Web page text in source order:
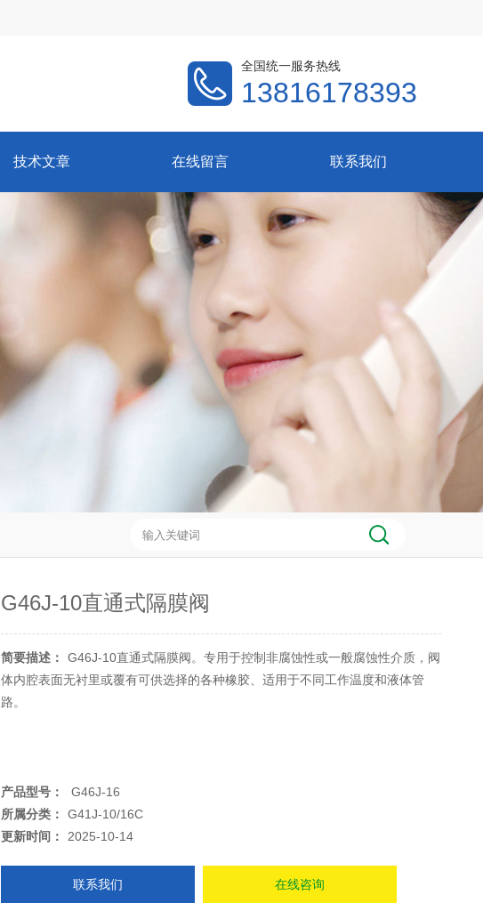
全国统一服务热线
13816178393
技术文章 在线留言 联系我们
G46J-10直通式隔膜阀
简要描述：
G46J-10直通式隔膜阀。专用于控制非腐蚀性或一般腐蚀性介质，阀
体内腔表面无衬里或覆有可供选择的各种橡胶、适用于不同工作温度和液体管
路。
产品型号：
G46J-16
所属分类：
G41J-10/16C
更新时间：
2025-10-14
联系我们 在线咨询